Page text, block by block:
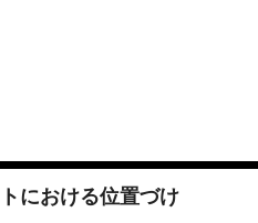
における位置づけ